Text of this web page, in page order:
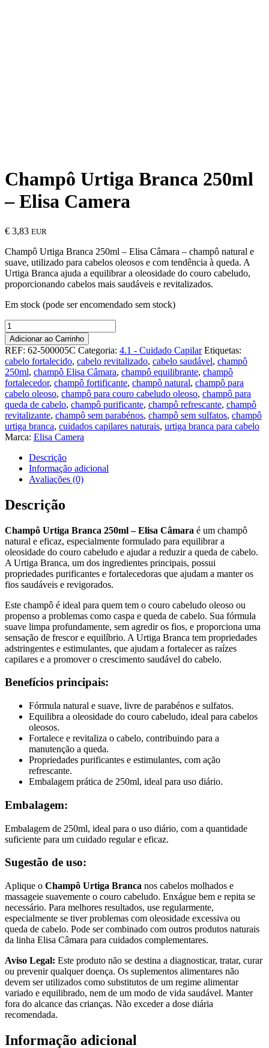
Champô Urtiga Branca 250ml
– Elisa Camera
€ 3,83 EUR
Champô Urtiga Branca 250ml – Elisa Câmara – champô natural e
suave, utilizado para cabelos oleosos e com tendência à queda. A
Urtiga Branca ajuda a equilibrar a oleosidade do couro cabeludo,
proporcionando cabelos mais saudáveis e revitalizados.
Em stock (pode ser encomendado sem stock)
Quantidade
de
Champô
Urtiga
Branca
250ml
-
Elisa
Camera
Adicionar ao Carrinho
REF: 62-500005C Categoria: 4.1 - Cuidado Capilar Etiquetas:
cabelo fortalecido, cabelo revitalizado, cabelo saudável, champô
250ml, champô Elisa Câmara, champô equilibrante, champô
fortalecedor, champô fortificante, champô natural, champô para
cabelo oleoso, champô para couro cabeludo oleoso, champô para
queda de cabelo, champô purificante, champô refrescante, champô
revitalizante, champô sem parabénos, champô sem sulfatos, champô
urtiga branca, cuidados capilares naturais, urtiga branca para cabelo
Marca: Elisa Camera
Descrição
Informação adicional
Avaliações (0)
Descrição
Champô Urtiga Branca 250ml – Elisa Câmara é um champô
natural e eficaz, especialmente formulado para equilibrar a
oleosidade do couro cabeludo e ajudar a reduzir a queda de cabelo.
A Urtiga Branca, um dos ingredientes principais, possui
propriedades purificantes e fortalecedoras que ajudam a manter os
fios saudáveis e revigorados.
Este champô é ideal para quem tem o couro cabeludo oleoso ou
propenso a problemas como caspa e queda de cabelo. Sua fórmula
suave limpa profundamente, sem agredir os fios, e proporciona uma
sensação de frescor e equilíbrio. A Urtiga Branca tem propriedades
adstringentes e estimulantes, que ajudam a fortalecer as raízes
capilares e a promover o crescimento saudável do cabelo.
Benefícios principais:
Fórmula natural e suave, livre de parabénos e sulfatos.
Equilibra a oleosidade do couro cabeludo, ideal para cabelos
oleosos.
Fortalece e revitaliza o cabelo, contribuindo para a
manutenção a queda.
Propriedades purificantes e estimulantes, com ação
refrescante.
Embalagem prática de 250ml, ideal para uso diário.
Embalagem:
Embalagem de 250ml, ideal para o uso diário, com a quantidade
suficiente para um cuidado regular e eficaz.
Sugestão de uso:
Aplique o Champô Urtiga Branca nos cabelos molhados e
massageie suavemente o couro cabeludo. Enxágue bem e repita se
necessário. Para melhores resultados, use regularmente,
especialmente se tiver problemas com oleosidade excessiva ou
queda de cabelo. Pode ser combinado com outros produtos naturais
da linha Elisa Câmara para cuidados complementares.
Aviso Legal: Este produto não se destina a diagnosticar, tratar, curar
ou prevenir qualquer doença. Os suplementos alimentares não
devem ser utilizados como substitutos de um regime alimentar
variado e equilibrado, nem de um modo de vida saudável. Manter
fora do alcance das crianças. Não exceder a dose diária
recomendada.
Informação adicional